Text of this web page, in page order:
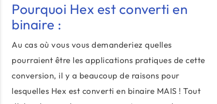
Pourquoi Hex est converti en
binaire :
Au cas où vous vous demanderiez quelles
pourraient être les applications pratiques de cette
conversion, il y a beaucoup de raisons pour
lesquelles Hex est converti en binaire MAIS ! Tout